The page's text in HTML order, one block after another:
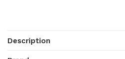
Description